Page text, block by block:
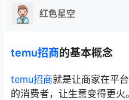
红色星空
temu招商的基本概念
temu招商就是让商家在平
的消费者，让生意变得更